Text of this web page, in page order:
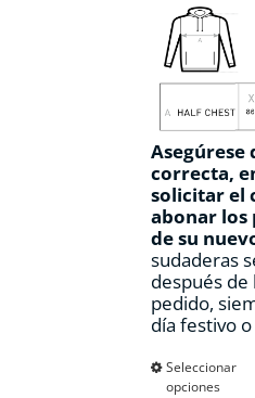
Asegúrese
correcta,
solicitar el
abonar
de su
sudaderas
después de
pedido,
día festivo
Seleccionar
opciones